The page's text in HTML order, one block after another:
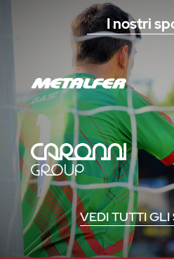
I nostri
VEDI TUTTI GLI